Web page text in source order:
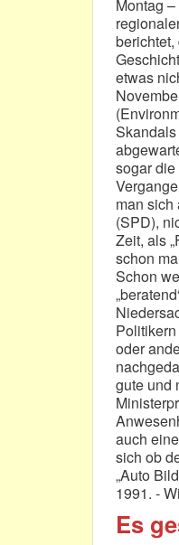
Montag
etwas
sogar
man sich
(SPD),
Zeit, als
schon
Schon
oder
gute und
auch
sich ob
„Auto
1991. -
Es